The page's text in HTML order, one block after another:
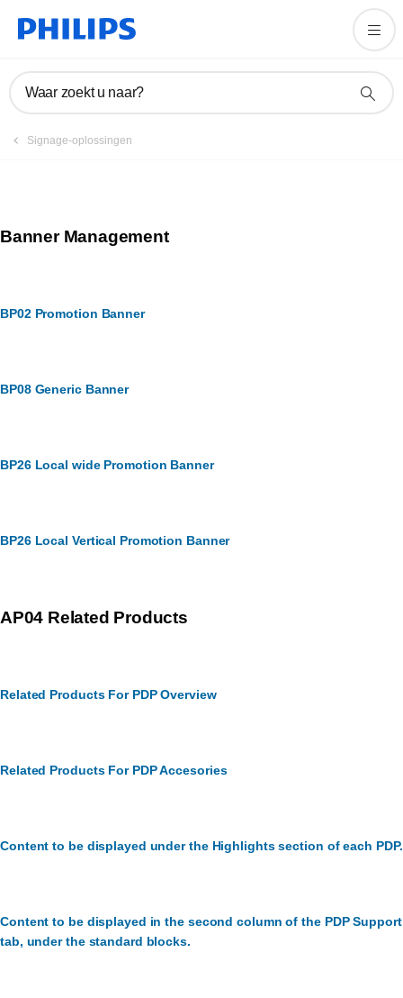
Waar zoekt u naar?
Signage-oplossingen
Banner Management
BP02 Promotion Banner
BP08 Generic Banner
BP26 Local wide Promotion Banner
BP26 Local Vertical Promotion Banner
AP04 Related Products
Related Products For PDP Overview
Related Products For PDP Accesories
Content to be displayed under the Highlights section of each PDP.
Content to be displayed in the second column of the PDP Support
tab, under the standard blocks.